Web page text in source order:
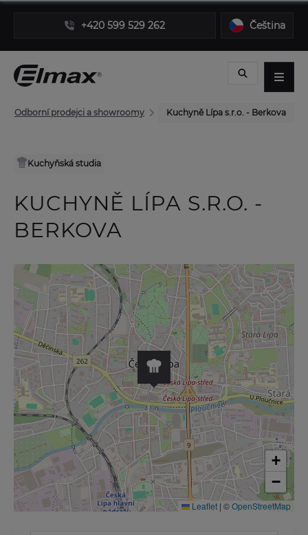
+420 599 529 262 Čeština
Odborní prodejci a showroomy Kuchyně Lípa s.r.o. - Berkova
Kuchyňská studia
KUCHYNĚ LÍPA S.R.O. -
BERKOVA
+
−
Leaflet | ©OpenStreetMap